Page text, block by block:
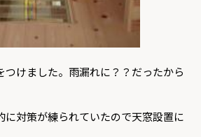
つけました。雨漏れに？？だったから
に対策が練られていたので天窓設置に